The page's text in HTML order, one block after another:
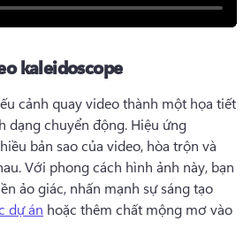
kaleidoscope
cảnh quay video thành một họa tiết
dạng chuyển động. Hiệu ứng
bản sao của video, hòa trộn và
Với phong cách hình ảnh này, bạn
ảo giác, nhấn mạnh sự sáng tạo
dự án hoặc thêm chất mộng mơ vào